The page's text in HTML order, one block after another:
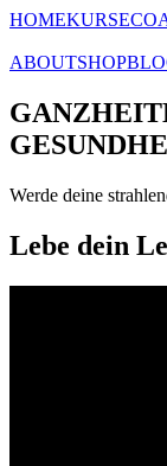
HOMEKURSE
ABOUTSHOP
Werde deine
Lebe dein